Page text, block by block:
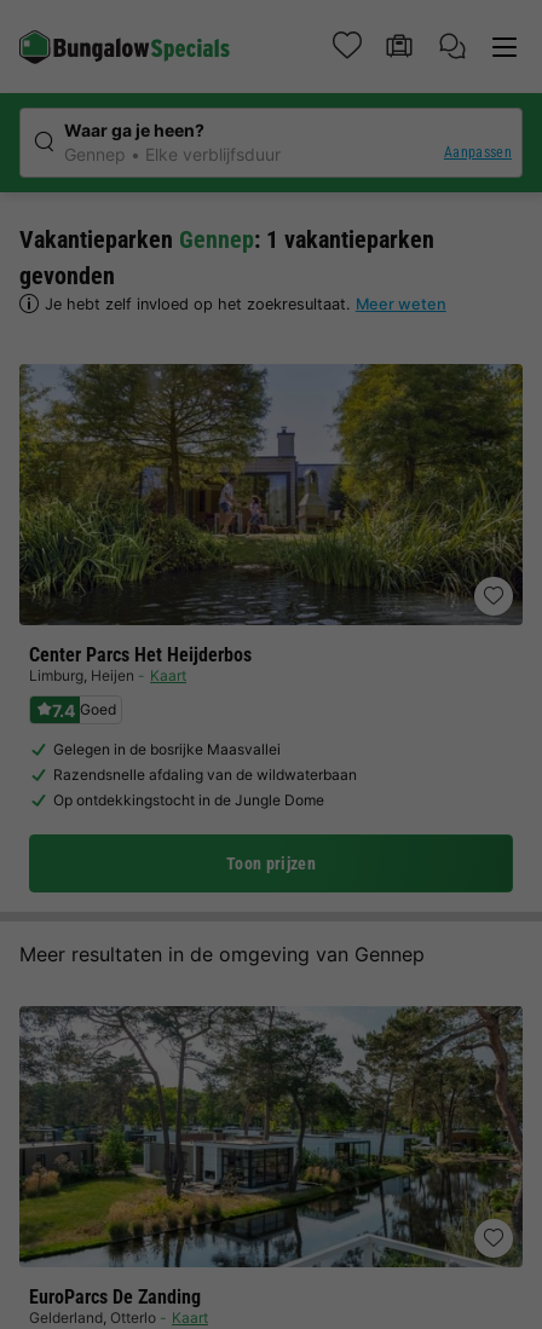
Waar ga je heen?
Gennep
Elke verblijfsduur Aanpassen
Vakantieparken Gennep: 1 vakantieparken
gevonden
Je hebt zelf invloed op het zoekresultaat. Meer weten
Center Parcs Het Heijderbos
Limburg, Heijen Kaart
7.4 Goed
Gelegen in de bosrijke Maasvallei
Razendsnelle afdaling van de wildwaterbaan
Op ontdekkingstocht in de Jungle Dome
Toon prijzen
Meer resultaten in de omgeving van Gennep
EuroParcs De Zanding
Gelderland, Otterlo Kaart